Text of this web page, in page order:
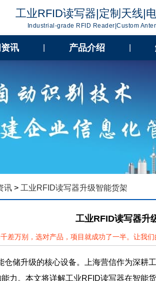
工业RFID读写器|定制天线|
Industrial-grade RFID Reader|Custom
讯 产品介绍
讯 > 工业RFID读写器升级智能货架
工业RFID读写器升
差万别，选对产品，项目就成功了一半。让我
升级的核心设备。上海营信作为深耕
力。本文将详解工业RFID读写器在智能